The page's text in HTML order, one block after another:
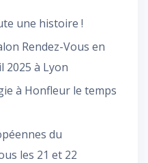
une histoire !
Rendez-Vous en
2025 à Lyon
à Honfleur le temps
du
les 21 et 22